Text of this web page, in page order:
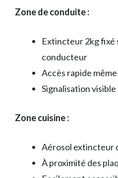
Zone de conduite :
Extincteur 2kg fixé
conducteur
Accès rapide
Signalisation visible
Zone cuisine :
Aérosol extincteur
À proximité des